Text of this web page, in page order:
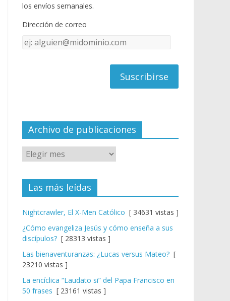
o
k e
C
el
los envíos semanales.
Dirección de correo
Dirección
Archivo de publicaciones
Las más leídas
Nightcrawler, El X-Men Católico [ 34631 vistas ]
¿Cómo evangeliza Jesús y cómo enseña a sus
discípulos? [ 28313 vistas ]
Las bienaventuranzas: ¿Lucas versus Mateo? [
23210 vistas ]
La encíclica “Laudato si” del Papa Francisco en
50 frases [ 23161 vistas ]